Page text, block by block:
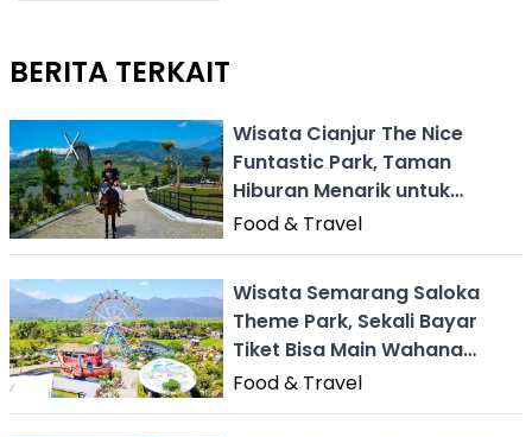
BERITA TERKAIT
Wisata Cianjur The Nice
Funtastic Park, Taman
Hiburan Menarik untuk
Liburan Keluarga
Food & Travel
Wisata Semarang Saloka
Theme Park, Sekali Bayar
Tiket Bisa Main Wahana
Sepuasnya!
Food & Travel